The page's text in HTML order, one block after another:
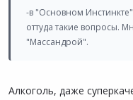
-в "Основном
оттуда такие вопросы.
"Массандрой".
Алкоголь, даже